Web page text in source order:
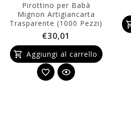
Pirottino per Babà
Mignon Artigiancarta
Trasparente (1000 Pezzi)
€30,01
Aggiungi al carrello